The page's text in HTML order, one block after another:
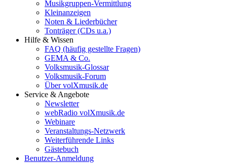
Musikgruppen-Vermittlung
Kleinanzeigen
Noten & Liederbücher
Tonträger (CDs u.a.)
Hilfe & Wissen
FAQ (häufig gestellte Fragen)
GEMA & Co.
Volksmusik-Glossar
Volksmusik-Forum
Über volXmusik.de
Service & Angebote
Newsletter
webRadio volXmusik.de
Webinare
Veranstaltungs-Netzwerk
Weiterführende Links
Gästebuch
Benutzer-Anmeldung